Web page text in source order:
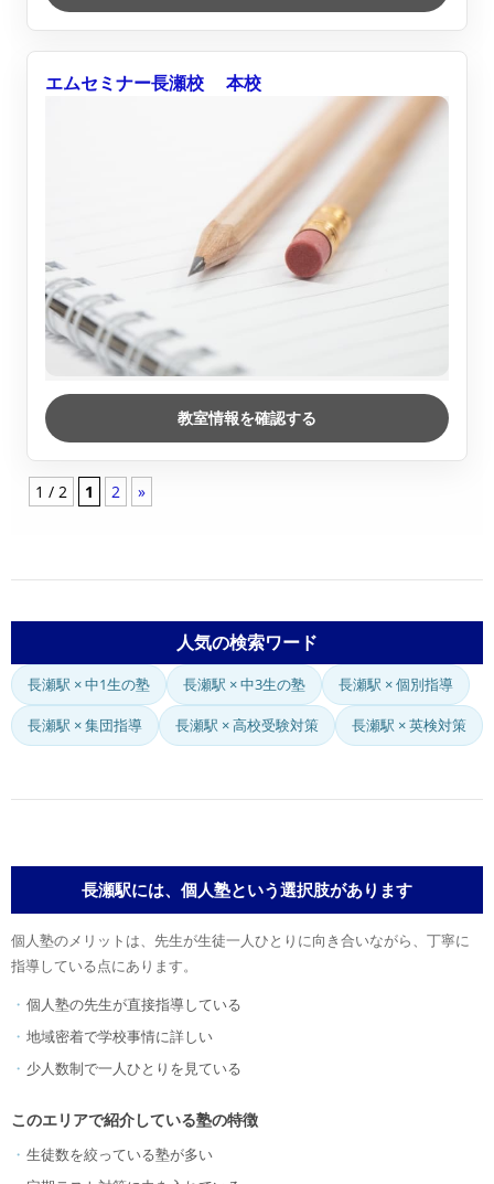
エムセミナー長瀬校 本校
教室情報を確認する
1 / 2 1 2 »
人気の検索ワード
長瀬駅 × 中1生の塾 長瀬駅 × 中3生の塾 長瀬駅 × 個別指導
長瀬駅 × 集団指導 長瀬駅 × 高校受験対策 長瀬駅 × 英検対策
長瀬駅には、個人塾という選択肢があります
個人塾のメリットは、先生が生徒一人ひとりに向き合いながら、丁寧に
指導している点にあります。
個人塾の先生が直接指導している
地域密着で学校事情に詳しい
少人数制で一人ひとりを見ている
このエリアで紹介している塾の特徴
生徒数を絞っている塾が多い